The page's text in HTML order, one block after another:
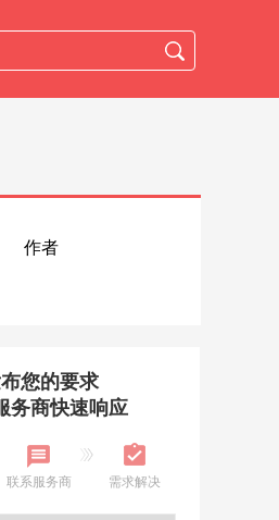
作者
您的要求
务商快速响应
联系服务商 需求解决